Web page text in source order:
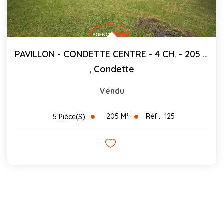
PAVILLON - CONDETTE CENTRE - 4 CH. - 205 M²
, Condette
Vendu
5 Pièce(s) 205 M² Réf : 125